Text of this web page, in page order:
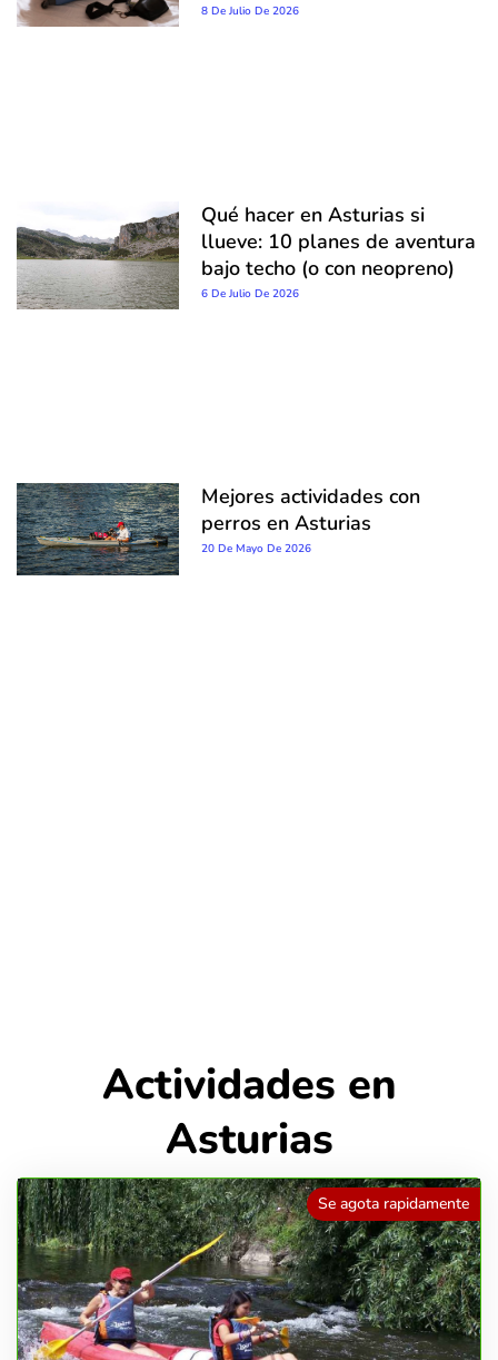
8 De Julio De 2026
Qué hacer en Asturias si
llueve: 10 planes de aventura
bajo techo (o con neopreno)
6 De Julio De 2026
Mejores actividades con
perros en Asturias
20 De Mayo De 2026
Actividades en
Asturias
Se agota rapidamente